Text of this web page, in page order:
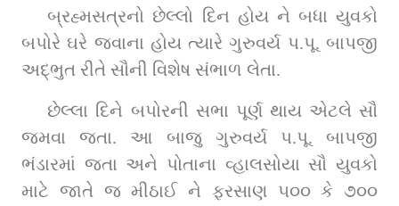
બ્રહ્મસત્રનો છેલ્લો દિન હોય ને બધા યુવકો
બપોરે ઘરે જવાના હોય ત્યારે ગુરુવર્ય પ.પૂ. બાપજી
અદ્‌ભુત રીતે સૌની વિશેષ સંભાળ લેતા.
છેલ્લા દિને બપોરની સભા પૂર્ણ થાય એટલે સૌ
જમવા જતા. આ બાજુ ગુરુવર્ય પ.પૂ. બાપજી
ભંડારમાં જતા અને પોતાના વ્હાલસોયા સૌ યુવકો
માટે જાતે જ મીઠાઈ ને ફરસાણ ૫૦૦ કે ૭૦૦